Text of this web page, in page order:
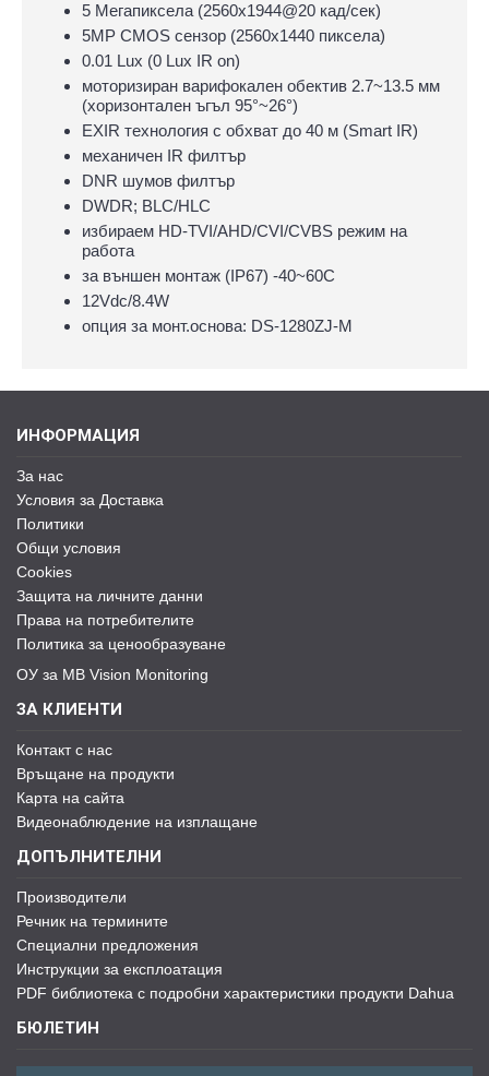
5 Мегапиксела (2560х1944@20 кад/сек)
5MP CMOS сензор (2560x1440 пиксела)
0.01 Lux (0 Lux IR on)
моторизиран варифокален обектив 2.7~13.5 мм
(хоризонтален ъгъл 95°~26°)
EXIR технология с обхват до 40 м (Smart IR)
механичен IR филтър
DNR шумов филтър
DWDR; BLC/HLC
избираем HD-TVI/AHD/CVI/CVBS режим на
работа
за външен монтаж (IP67) -40~60C
12Vdc/8.4W
опция за монт.основа: DS-1280ZJ-М
ИНФОРМАЦИЯ
За нас
Условия за Доставка
Политики
Общи условия
Cookies
Защита на личните данни
Права на потребителите
Политика за ценообразуване
ОУ за MB Vision Monitoring
ЗА КЛИЕНТИ
Контакт с нас
Връщане на продукти
Карта на сайта
Видеонаблюдение на изплащане
ДОПЪЛНИТЕЛНИ
Производители
Речник на термините
Специални предложения
Инструкции за експлоатация
PDF библиотека с подробни характеристики продукти Dahua
БЮЛЕТИН